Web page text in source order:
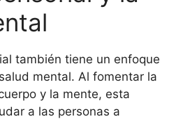
también tiene un enfoque
mental. Al fomentar la
y la mente, esta
a las personas a